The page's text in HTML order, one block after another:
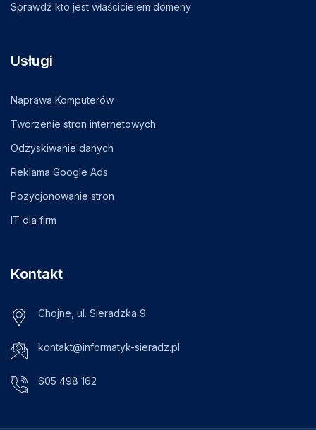
Sprawdź kto jest właścicielem domeny
Usługi
Naprawa Komputerów
Tworzenie stron internetowych
Odzyskiwanie danych
Reklama Google Ads
Pozycjonowanie stron
IT dla firm
Kontakt
Chojne, ul. Sieradzka 9
kontakt@informatyk-sieradz.pl
605 498 162